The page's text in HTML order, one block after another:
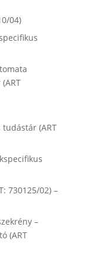
04)
(ART
730125/02) –
–
(ART